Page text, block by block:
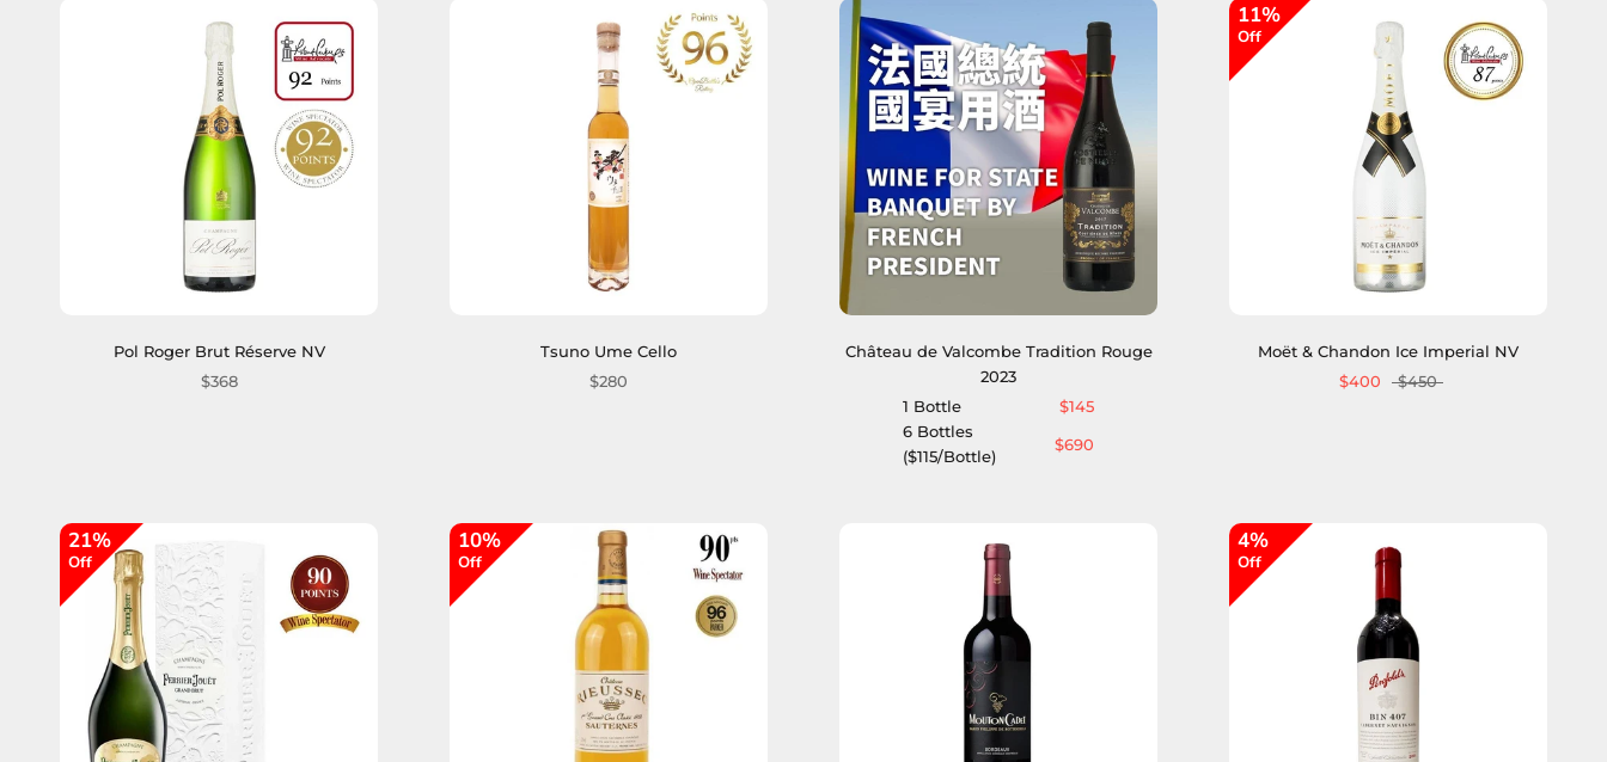
Pol Roger Brut Réserve NV
$368
Tsuno Ume Cello
$280
Château de Valcombe Tradition Rouge
2023
1 Bottle
$145
6 Bottles
($115/Bottle)
$690
11%
Off
Moët & Chandon Ice Imperial NV
$400
$450
21%
Off
10%
Off
4%
Off